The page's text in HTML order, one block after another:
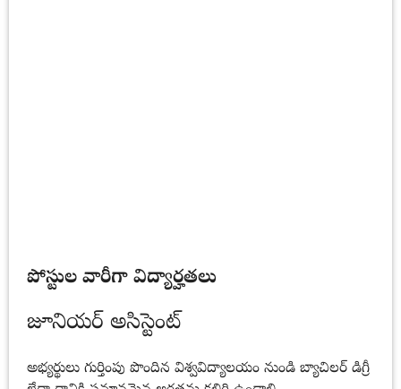
పోస్టుల వారీగా విద్యార్హతలు
జూనియర్ అసిస్టెంట్
అభ్యర్థులు గుర్తింపు పొందిన విశ్వవిద్యాలయం నుండి బ్యాచిలర్ డిగ్రీ